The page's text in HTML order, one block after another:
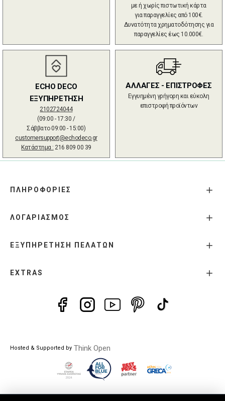
με ή χωρίς πιστωτική κάρτα
για παραγγελίες από 100€.
Δυνατότητα χρηματοδότησης για
παραγγελίες έως 10.000€.
ECHO DECO
ΕΞΥΠΗΡΕΤΗΣΗ
2102724044
(09:00 - 17:30 /
Σάββατο 09:00 - 15:00)
customersupport@echodeco.gr
Κατάστημα : 216 809 00 39
ΑΛΛΑΓΕΣ - ΕΠΙΣΤΡΟΦΕΣ
Εγγυημένη γρήγορη και εύκολη
επιστροφή προϊόντων
ΠΛΗΡΟΦΟΡΙΕΣ
ΛΟΓΑΡΙΑΣΜΟΣ
ΕΞΥΠΗΡΕΤΗΣΗ ΠΕΛΑΤΩΝ
EXTRAS
Hosted & Supported by Think Open